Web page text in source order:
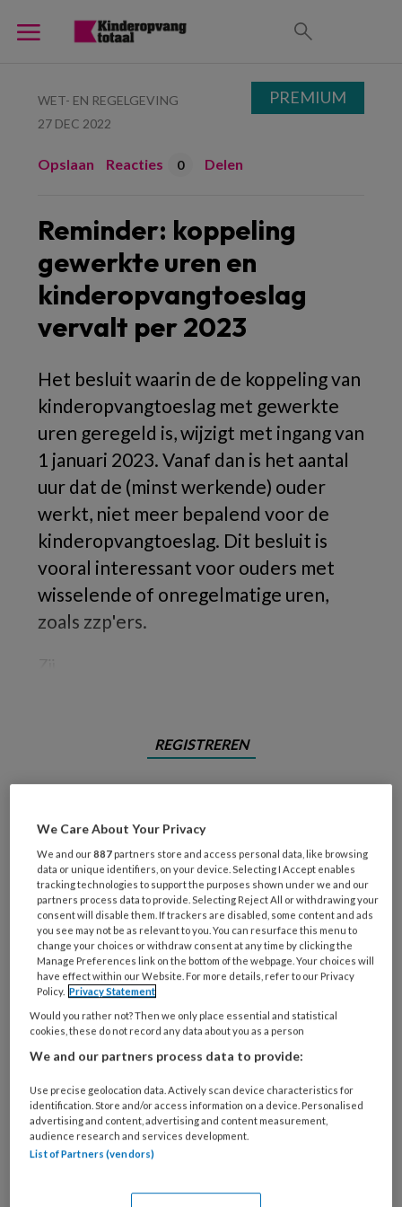
WET- EN REGELGEVING
27 DEC 2022
Opslaan Reacties 0 Delen
Reminder: koppeling
gewerkte uren en
kinderopvangtoeslag
vervalt per 2023
Het besluit waarin de de koppeling van
kinderopvangtoeslag met gewerkte
uren geregeld is, wijzigt met ingang van
1 januari 2023. Vanaf dan is het aantal
uur dat de (minst werkende) ouder
werkt, niet meer bepalend voor de
kinderopvangtoeslag. Dit besluit is
vooral interessant voor ouders met
wisselende of onregelmatige uren,
zoals zzp'ers.
REGISTREREN
Maak gratis een account aan en lees 2
artikelen gratis per maand
Al een account of abonnement?Log dan in
Wat
is
je
e-
mailadres?
* *
Kies
wachtwoord* *
Kies
je
functie *
Bij
PREMIUM
We Care About Your Privacy
We and our887 partners store and access personal data, like browsing
data or unique identifiers, on your device. Selecting I Accept enables
tracking technologies to support the purposes shown under we and our
partners process data to provide. Selecting Reject All or withdrawing your
consent will disable them. If trackers are disabled, some content and ads
you see may not be as relevant to you. You can resurface this menu to
change your choices or withdraw consent at any time by clicking the
Manage Preferences link on the bottom of the webpage. Your choices will
have effect within our Website. For more details, refer to our Privacy
Policy. Privacy Statement
Would you rather not? Then we only place essential and statistical
cookies, these do not record any data about you as a person
We and our partners process data to provide:
Use precise geolocation data. Actively scan device characteristics for
identification. Store and/or access information on a device. Personalised
advertising and content, advertising and content measurement,
audience research and services development.
List of Partners (vendors)